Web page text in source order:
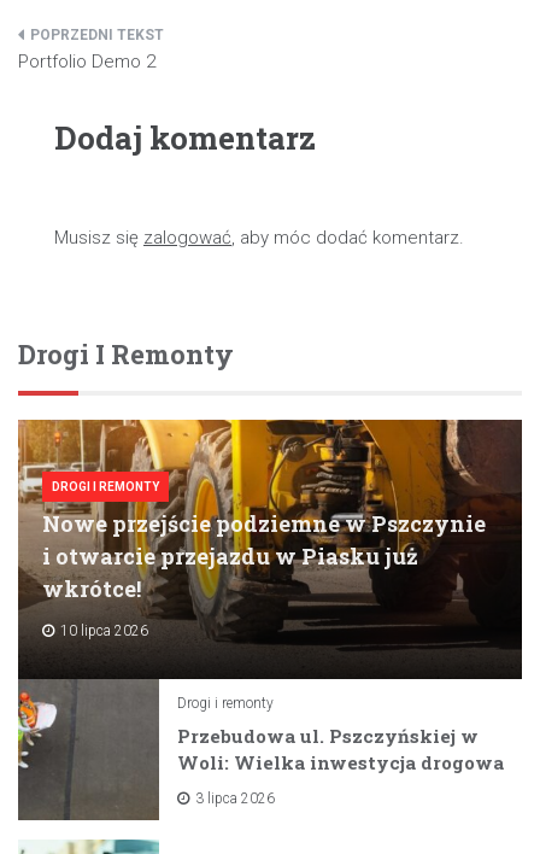
Nawigacja
Portfolio Demo 2
Dodaj komentarz
Musisz się zalogować, aby móc dodać komentarz.
Drogi I Remonty
DROGI I REMONTY
Nowe przejście podziemne w Pszczynie
i otwarcie przejazdu w Piasku już
wkrótce!
10 lipca 2026
Drogi i remonty
Przebudowa ul. Pszczyńskiej w
Woli: Wielka inwestycja drogowa
na horyzoncie
3 lipca 2026